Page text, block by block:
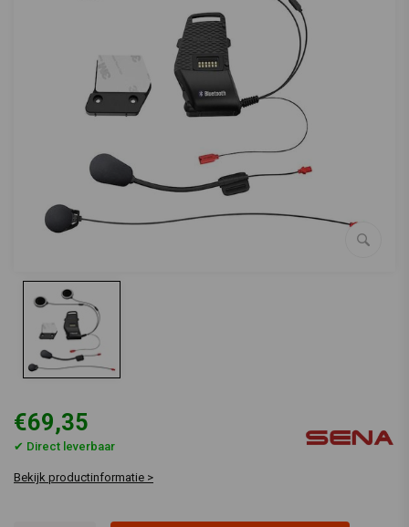
€69,35
✔ Direct leverbaar
Bekijk productinformatie >